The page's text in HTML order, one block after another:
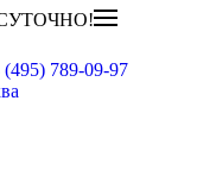
(495) 789-09-97